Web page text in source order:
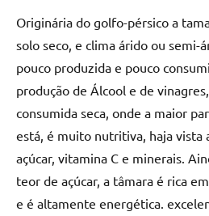
Originária do golfo-pérsico a
solo seco, e clima árido ou semi-
pouco produzida e pouco
produção de Álcool e de
consumida seca, onde a maior
está, é muito nutritiva, haja vista
açúcar, vitamina C e minerais.
teor de açúcar, a tâmara é rica
e é altamente energética.